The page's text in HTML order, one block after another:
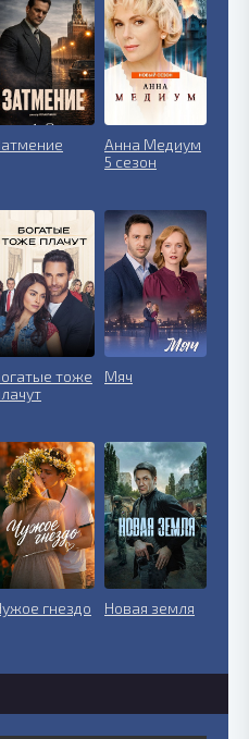
Анна Медиум
5 сезон
тоже
Мяч
гнездо Новая земля